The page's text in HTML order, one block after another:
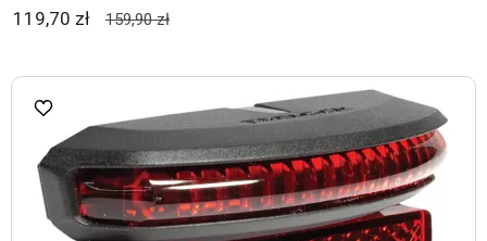
119,70 zł 159,90 zł